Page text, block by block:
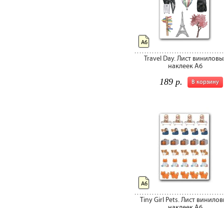
Travel Day. Лист
наклеек А6
В корзину
189 р.
А6
Tiny Girl Pets. Лист
А6